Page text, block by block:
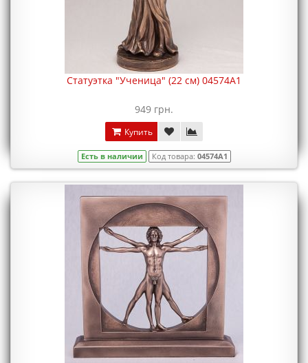
Статуэтка "Ученица" (22 см) 04574A1
949 грн.
Купить
Есть в наличии Код товара: 04574A1